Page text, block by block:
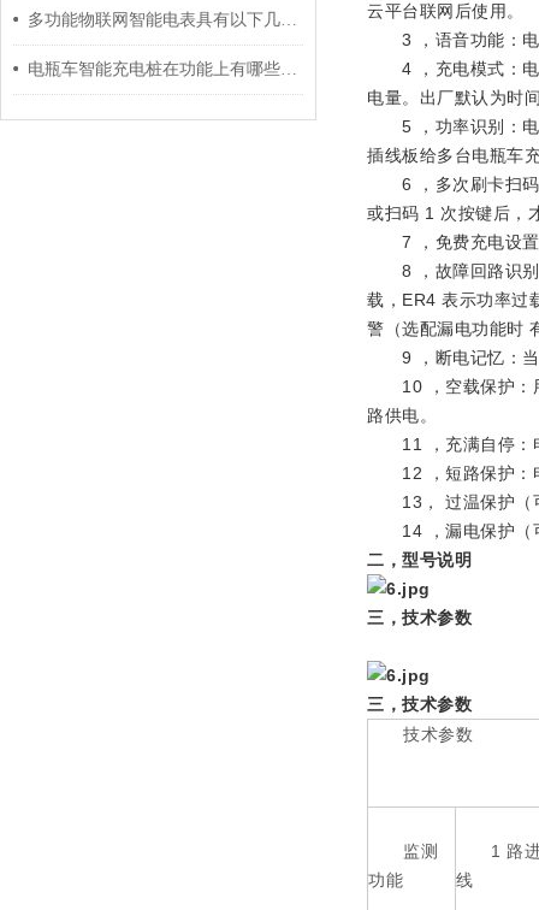
多功能物联网智能电表具有以下几个功能
电瓶车智能充电桩在功能上有哪些优势？
云平台联网后使用。
3 ，语音功能：电
4 ，充电模式：电
电量。出厂默认为时
5 ，功率识别：电
插线板给多台电瓶车
6 ，多次刷卡扫码
或扫码 1 次按键后，
7 ，免费充电设置
8 ，故障回路识别
载，ER4 表示功率过
警（选配漏电功能时
9 ，断电记忆：当
10 ，空载保护：用
路供电。
11 ，充满自停：电
12 ，短路保护：电
13， 过温保护（
14 ，漏电保护（可
二，型号说明
三，技术参数
三，技术参数
技术参数
监测
功能
1 路
线